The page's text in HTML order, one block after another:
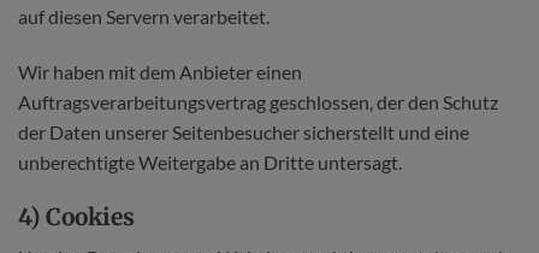
auf diesen Servern verarbeitet.
Wir haben mit dem Anbieter einen
Auftragsverarbeitungsvertrag geschlossen, der den Schutz
der Daten unserer Seitenbesucher sicherstellt und eine
unberechtigte Weitergabe an Dritte untersagt.
4) Cookies